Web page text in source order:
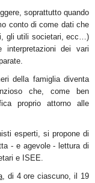
soprattutto quando
conto di come dati che
gli utili societari, ecc…)
interpretazioni dei vari
della famiglia diventa
che, come ben
proprio attorno alle
esperti, si propone di
- e agevole - lettura di
e ISEE.
, di 4 ore ciascuno, il 19